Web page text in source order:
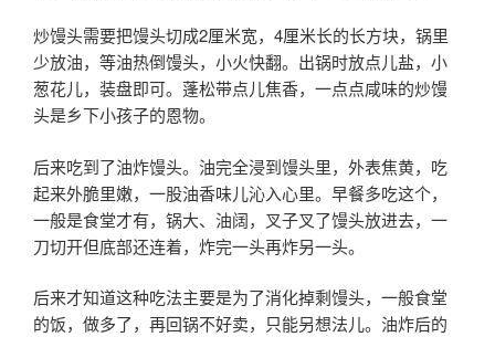
炒馒头需要把馒头切成2厘米宽，4厘米长的长方块，锅里
少放油，等油热倒馒头，小火快翻。出锅时放点儿盐，小
葱花儿，装盘即可。蓬松带点儿焦香，一点点咸味的炒馒
头是乡下小孩子的恩物。
后来吃到了油炸馒头。油完全浸到馒头里，外表焦黄，吃
起来外脆里嫩，一股油香味儿沁入心里。早餐多吃这个，
一般是食堂才有，锅大、油阔，叉子叉了馒头放进去，一
刀切开但底部还连着，炸完一头再炸另一头。
后来才知道这种吃法主要是为了消化掉剩馒头，一般食堂
的饭，做多了，再回锅不好卖，只能另想法儿。油炸后的